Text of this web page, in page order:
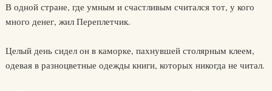
В одной стране, где умным и счастливым считался тот, у кого
много денег, жил Переплетчик.
Целый день сидел он в каморке, пахнувшей столярным клеем,
одевая в разноцветные одежды книги, которых никогда не читал.